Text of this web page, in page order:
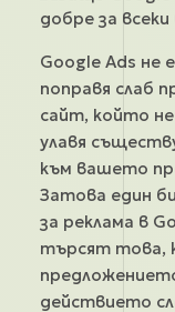
Google Ads не
поправя слаб
сайт, който
улавя
към вашето
Затова един
за реклама в
търсят това,
действието